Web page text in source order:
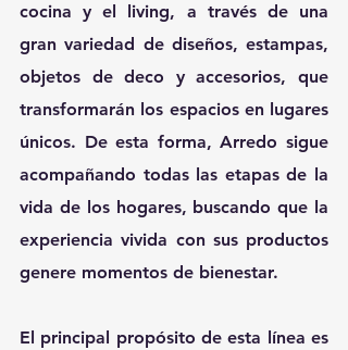
cocina y el living, a través de una
gran variedad de diseños, estampas,
objetos de deco y accesorios, que
transformarán los espacios en lugares
únicos. De esta forma, Arredo sigue
acompañando todas las etapas de la
vida de los hogares, buscando que la
experiencia vivida con sus productos
genere momentos de bienestar.
El principal propósito de esta línea es